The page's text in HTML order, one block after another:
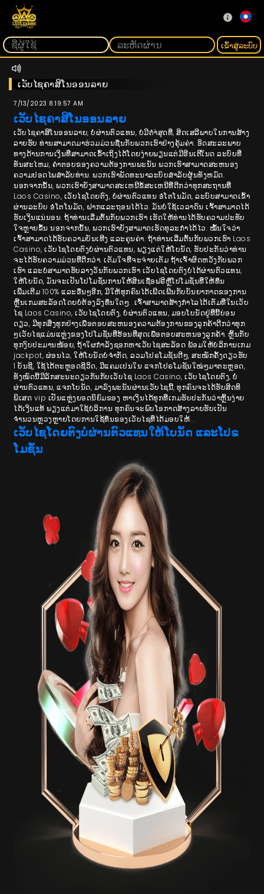
ເຂົ້າ​ສູ່​ລະ​ບົບ
ເວັບໄຊຄາສິໂນອອນລາຍ
7/13/2023 8:19:57 AM
ເວັບໄຊຄາສິໂນອອນລາຍ
ເວັບໄຊຄາສິໂນອອນລາຍ, ບໍ່ຜ່ານຕົວແທນ, ບໍ່ມີຕໍາ່ສຸດທີ່, ສິດເສລີພາບໃນການສ້າງ
ລາຍຮັບ ທ່ານສາມາດມາຮ່ວມມ່ວນຊື່ນກັບພວກເຮົາຢ່າງຄຸ້ມຄ່າ. ອິດສະລະພາບ
ທາງດ້ານການເງິນທີ່ສາມາດເຂົ້າເຖິງໄດ້ໂດຍງ່າຍພຽນແຕ່ມີອີນເຕີເັນດ ລະບົບທີ່
ທັນສະໄຫມ, ຄໍາຕອບຂອງຄວາມຕ້ອງການພະນັນ ພວກເຮົາສາມາດສະຫນອງ
ຄວາມປອດໄພສໍາລັບທ່ານ. ພວກເຮົາພັດທະນາລະບົບສໍາລັບຜູ້ນທັງຫມົດ.
ນອກຈາກນັ້ນ, ພວກເຮົາຍັງສາມາດສະເຫນີຂໍ້ສະເຫນີທີ່ດີກວ່າທຸກສະຖານທີ່
Laos Casino, ເວັບໄຊໂດຍຕົງ, ບໍ່ຜ່ານຕົວແທນ ອໍໂຕໂນມັດ, ລະບົບສາມາດເຂົ້າ
ຜ່ານລະບົບ ອໍໂຕໂນມັດ, ຝາກແລະຖອນໄດ້ໄວ. ມັນບໍ່ໃຊ້ເວລາດົນ ເຈົ້າສາມາດໄດ້
ຮັບເງິນແນ່ນອນ. ຖ້າທ່ານເລີ່ມຕົ້ນກັບພວກເຮົາ ເຮັດ​ໃຫ້​ທ່ານ​ໄດ້​ຮັບ​ຄວາມ​ປະ​ທັບ​
ໃຈ​ຫຼາຍ​ຂຶ້ນ​ ນອກຈາກນັ້ນ, ພວກເຮົາຍັງສາມາດເຮັດທຸລະກໍາໄດ້ໄວ. ໝັ້ນໃຈວ່າ
ເຈົ້າສາມາດໄດ້ຮັບຄວາມບັນເທີງ ແລະຄຸນຄ່າ. ຖ້າທ່ານເລີ່ມຕົ້ນກັບພວກເຮົາ Laos
Casino, ເວັບໄຊໂດຍຕົງບໍ່ຜ່ານຕົວແທນ, ພຽງແຕ່ໃຫ້ໂບນັດ, ຮັບປະກັນວ່າທ່ານ
ຈະໄດ້ຮັບຄວາມມ່ວນທີ່ດີກວ່າ. ເຕັມໃຈທີ່ຈະຈ່າຍເຕັມ ຖ້າເຈົ້າຜິດຫວັງກັບພວກ
ເຮົາ ແລະບໍ່ສາມາດຮັບລາງວັນກັບພວກເຮົາ ເວັບໄຊໂດຍຕົງບໍ່ໄດ້ຜ່ານຕົວແທນ,
ໃຫ້ໂບນັດ, ມັນຈະເປັນໂປໂມຊັ່ນການໃຫ້ສິນເຊື່ອຟຣີຫຼືໂປໂມຊັ່ນທີ່ໃຫ້ທຶນ
ເພີ່ມເຕີມ 100% ແລະອື່ນໆອີກ, ມີໃຫ້ທຸກຄົນໄດ້ເພີດເພີນກັບບັນຍາກາດຂອງການ
ຫຼີ້ນເກມສະລັອດໂດຍບໍ່ຕ້ອງລົງທຶນໃດໆ. .ເຈົ້າສາມາດສ້າງກຳໄລໄດ້ເຕັມທີ່ໃນເວັບ
ໄຊ Laos Casino, ເວັບໄຊໂດຍຕົງ, ບໍ່ຜ່ານຕົວແທນ, ມອບໂບນັດຢູ່ທີ່ນີ້ບ່ອນ
ດຽວ, ມີທຸກສິ່ງທຸກຢ່າງເພື່ອຕອບສະຫນອງຄວາມຕ້ອງການຂອງລູກຄ້າດີກວ່າທຸກ
ໆເວັບໄຊແມ່ນແຫຼ່ງຂອງໂປໂມຊັ່ນທີ່ຮ້ອນທີ່ສຸດເພື່ອຕອບສະຫນອງລູກຄ້າ. ຫຼິ້ນກັບ
ທຸກງົບປະມານໜ້ອຍ, ຖ້າໃຜກຳລັງຊອກຫາເວັບໄຊສະລັອດ ພ້ອມໃຫ້ບໍລິການເກມ
jackpot, ຜ່ອນໄວ, ໃຫ້ໂບນັດບໍ່ຈຳກັດ, ລວມໂປຣໂມຊັນດີໆ, ສະໝັກຄັ້ງດຽວຮັບ
1 ບັນຊີ, ໃຊ້ໄດ້ຕະຫຼອດຊີວິດ, ມີແຄມເປນໃນ ແຈກໂປຣໂມຊັນໃໝ່ໆມາຕະຫຼອດ,
ທັງໝົດນີ້ມີລັກສະນະດຽວກັນກັບເວັບໄຊ Laos Casino, ເວັບໄຊໂດຍຕົງ, ບໍ່
ຜ່ານຕົວແທນ, ແຈກໂບນັດ, ມາລົງພະນັນຜ່ານເວັບໄຊນີ້, ທຸກຄົນຈະໄດ້ຮັບສິດທິ
ພິເສດ vip ເປັນແຫຼ່ງຍອດນິຍົມຂອງ ຫາເງິນໄດ້ທຸກທີ່ເກມຮັບປະກັນວ່າຫຼິ້ນງ່າຍ
ໄດ້ເງິນແທ້ ພຽງແຕ່ມາໃຊ້ບໍລິການ ທຸກຄົນຈະພົບໂອກາດສ້າງລາຍຮັບເປັນ
ຈຳນວນຫຼວງຫຼາຍໂດຍການໃຊ້ທຶນຂອງເວັບໄຊທີ່ໄດ້ມອບໃຫ້. .
ເວັບໄຊໂດຍຕົງບໍ່ຜ່ານຕົວແທນໃຫ້ໂບນັດ ແລະໂປຣ
ໂມຊັ່ນ